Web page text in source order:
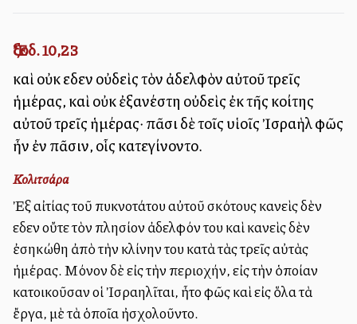
Ἔξοδ. 10,23
καὶ οὐκ εἶδεν οὐδεὶς τὸν ἀδελφὸν αὐτοῦ τρεῖς
ἡμέρας, καὶ οὐκ ἐξανέστη οὐδεὶς ἐκ τῆς κοίτης
αὐτοῦ τρεῖς ἡμέρας· πᾶσι δὲ τοῖς υἱοῖς Ἰσραὴλ φῶς
ἦν ἐν πᾶσιν, οἷς κατεγίνοντο.
Κολιτσάρα
Ἐξ αἰτίας τοῦ πυκνοτάτου αὐτοῦ σκότους κανεὶς δὲν
εἶδεν οὔτε τὸν πλησίον ἀδελφόν του καὶ κανεὶς δὲν
ἐσηκώθη ἀπὸ τὴν κλίνην του κατὰ τὰς τρεῖς αὐτὰς
ἡμέρας. Μόνον δὲ εἰς τὴν περιοχήν, εἰς τὴν ὁποίαν
κατοικοῦσαν οἱ Ἰσραηλῖται, ἦτο φῶς καὶ εἰς ὅλα τὰ
ἔργα, μὲ τὰ ὁποῖα ἠσχολοῦντο.